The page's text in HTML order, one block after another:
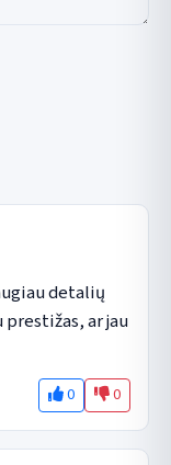
detalių
ar jau
0 0